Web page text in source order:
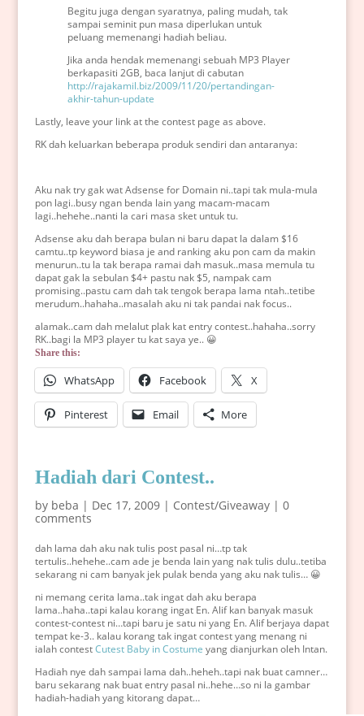
Begitu juga dengan syaratnya, paling mudah, tak
sampai seminit pun masa diperlukan untuk
peluang memenangi hadiah beliau.
Jika anda hendak memenangi sebuah MP3 Player
berkapasiti 2GB, baca lanjut di cabutan
http://rajakamil.biz/2009/11/20/pertandingan-
akhir-tahun-update
Lastly, leave your link at the contest page as above.
RK dah keluarkan beberapa produk sendiri dan antaranya:
Aku nak try gak wat Adsense for Domain ni..tapi tak mula-mula
pon lagi..busy ngan benda lain yang macam-macam
lagi..hehehe..nanti la cari masa sket untuk tu.
Adsense aku dah berapa bulan ni baru dapat la dalam $16
camtu..tp keyword biasa je and ranking aku pon cam da makin
menurun..tu la tak berapa ramai dah masuk..masa memula tu
dapat gak la sebulan $4+ pastu nak $5, nampak cam
promising..pastu cam dah tak tengok berapa lama ntah..tetibe
merudum..hahaha..masalah aku ni tak pandai nak focus..
alamak..cam dah melalut plak kat entry contest..hahaha..sorry
RK..bagi la MP3 player tu kat saya ye.. 😀
Share this:
WhatsApp Facebook X
Pinterest Email More
Hadiah dari Contest..
by beba | Dec 17, 2009| Contest/Giveaway| 0
comments
dah lama dah aku nak tulis post pasal ni…tp tak
tertulis..hehehe..cam ade je benda lain yang nak tulis dulu..tetiba
sekarang ni cam banyak jek pulak benda yang aku nak tulis… 😀
ni memang cerita lama..tak ingat dah aku berapa
lama..haha..tapi kalau korang ingat En. Alif kan banyak masuk
contest-contest ni…tapi baru je satu ni yang En. Alif berjaya dapat
tempat ke-3.. kalau korang tak ingat contest yang menang ni
ialah contestCutest Baby in Costume yang dianjurkan oleh Intan.
Hadiah nye dah sampai lama dah..heheh..tapi nak buat camner…
baru sekarang nak buat entry pasal ni..hehe…so ni la gambar
hadiah-hadiah yang kitorang dapat…